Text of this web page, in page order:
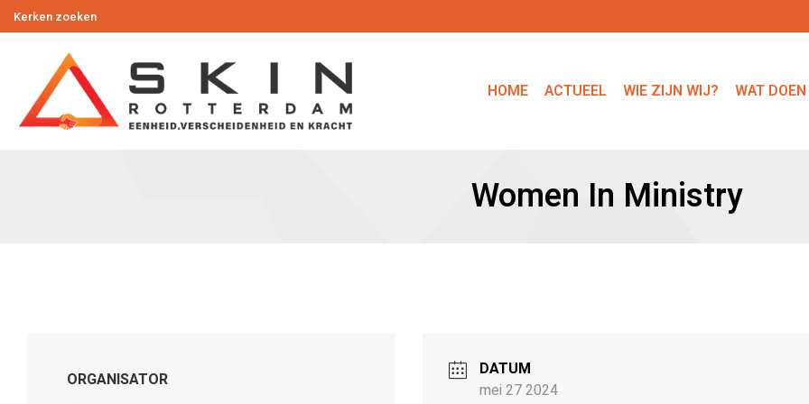
Kerken zoeken
HOME ACTUEEL WIE ZIJN WIJ? WAT
Women In Ministry
ORGANISATOR
DATUM
mei 27 2024